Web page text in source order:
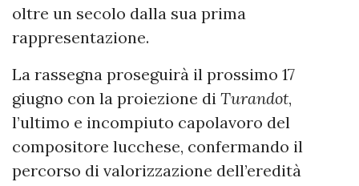
oltre un secolo dalla sua prima
rappresentazione.
La rassegna proseguirà il prossimo 17
giugno con la proiezione di Turandot,
l’ultimo e incompiuto capolavoro del
compositore lucchese, confermando il
percorso di valorizzazione dell’eredità